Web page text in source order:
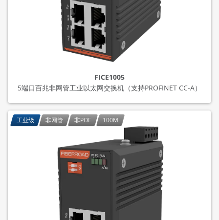
FICE1005
5端口百兆非网管工业以太网交换机（支持PROFINET CC-A）
工业级 非网管 非POE 100M